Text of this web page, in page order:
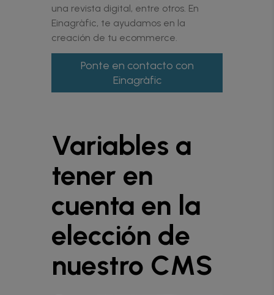
una revista digital, entre otros. En
Einagràfic, te ayudamos en la
creación de tu ecommerce.
Ponte en contacto con
Einagràfic
Variables a
tener en
cuenta en la
elección de
nuestro CMS